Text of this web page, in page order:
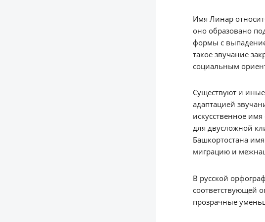
Имя Линар
оно образовано
формы с
такое звучание
социальным
Существуют и
адаптацией
искусственное
для двусложной
Башкортостана
миграцию и
В русской
соответствующей
прозрачные